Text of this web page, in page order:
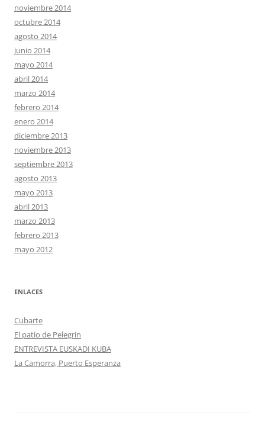
noviembre 2014
octubre 2014
agosto 2014
junio 2014
mayo 2014
abril 2014
marzo 2014
febrero 2014
enero 2014
diciembre 2013
noviembre 2013
septiembre 2013
agosto 2013
mayo 2013
abril 2013
marzo 2013
febrero 2013
mayo 2012
ENLACES
Cubarte
El patio de Pelegrin
ENTREVISTA EUSKADI KUBA
La Camorra, Puerto Esperanza